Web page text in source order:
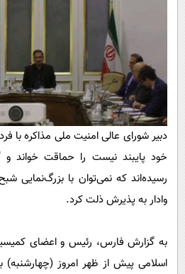
گوناگون
حوادث
محیط زیست
سلامت
فرهنگی
حیات وحش
سیاست خارجی
آشپزی
دانلود
دبیر شورای عالی امنیت ملی مذاکره با
خود پایبند نیست را حماقت خواند
رسیده‌اند که نمی‌توان با بزرگ‌نمایی
وادار به پذیرش ذلت کرد.
به گزارش فارس، رئیس و اعضای
اسلامی پیش از ظهر امروز (چهارشنبه)